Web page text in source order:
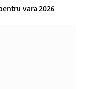
vara 2026